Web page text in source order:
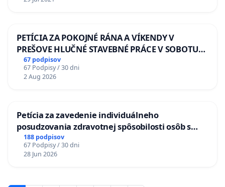
PETÍCIA ZA POKOJNÉ RÁNA A VÍKENDY V
PREŠOVE HLUČNÉ STAVEBNÉ PRÁCE V SOBOTU
LEN OD 9.00 DO 13.00 HOD., CEZ PRACOVNÝ
TÝŽDEŇ CIEĽ 8.00 – 18.00 HOD. A PRAVIDELNÁ
KONTROLA STAVBY C-AREA NA
67 podpisov
67 Podpisy / 30 dni
2 Aug 2026
Petícia za zavedenie individuálneho
posudzovania zdravotnej spôsobilosti osôb s
diabetom 1. a 2. typu pri prijímaní do
Policajného zboru SR
188 podpisov
67 Podpisy / 30 dni
28 Jun 2026